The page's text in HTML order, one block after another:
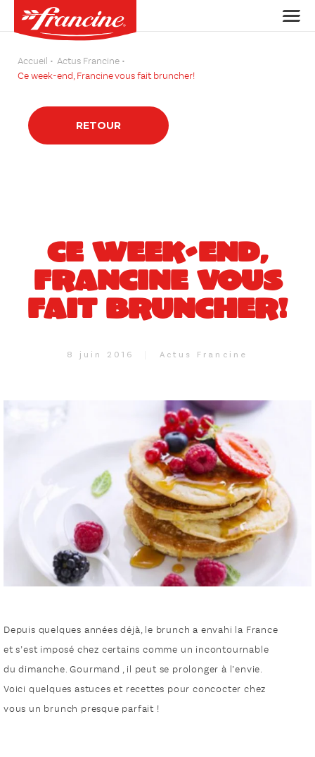
Accueil
Actus Francine
Ce week-end, Francine vous fait bruncher!
RETOUR
CE WEEK-END,
FRANCINE VOUS
FAIT BRUNCHER!
8 juin 2016 Actus Francine
Depuis quelques années déjà, le brunch a envahi la France
et s’est imposé chez certains comme un incontournable
du dimanche. Gourmand , il peut se prolonger à l’envie.
Voici quelques astuces et recettes pour concocter chez
vous un brunch presque parfait !